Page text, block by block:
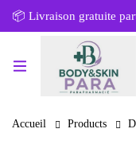
📦 Livraison gratuite
Accueil Products